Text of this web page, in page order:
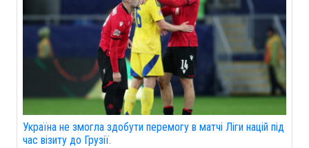
Україна не змогла здобути перемогу в матчі Ліги націй під
час візиту до Грузії.